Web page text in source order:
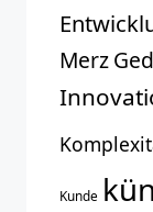
Merz
Kunde